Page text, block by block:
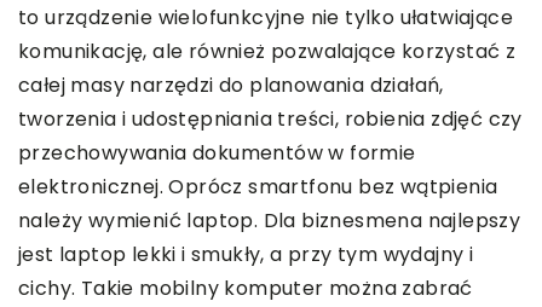
to urządzenie wielofunkcyjne nie tylko ułatwiające
komunikację, ale również pozwalające korzystać z
całej masy narzędzi do planowania działań,
tworzenia i udostępniania treści, robienia zdjęć czy
przechowywania dokumentów w formie
elektronicznej. Oprócz smartfonu bez wątpienia
należy wymienić laptop. Dla biznesmena najlepszy
jest laptop lekki i smukły, a przy tym wydajny i
cichy. Takie mobilny komputer można zabrać